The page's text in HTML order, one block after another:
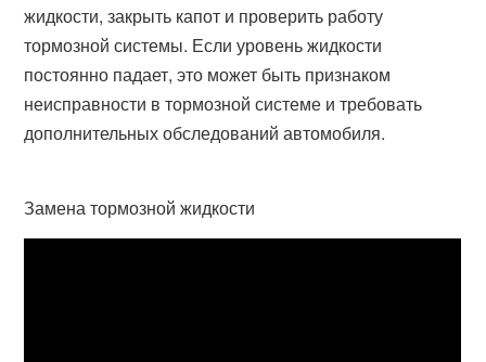
жидкости, закрыть капот и проверить работу
тормозной системы. Если уровень жидкости
постоянно падает, это может быть признаком
неисправности в тормозной системе и требовать
дополнительных обследований автомобиля.
Замена тормозной жидкости